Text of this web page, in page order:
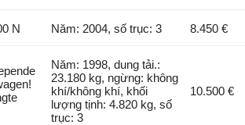
N Năm: 2004, số trục: 3 8.450 €
Năm: 1998, dung tải.:
23.180 kg, ngừng: không
khí/không khí, khối
lượng tịnh: 4.820 kg, số
trục: 3
10.500 €